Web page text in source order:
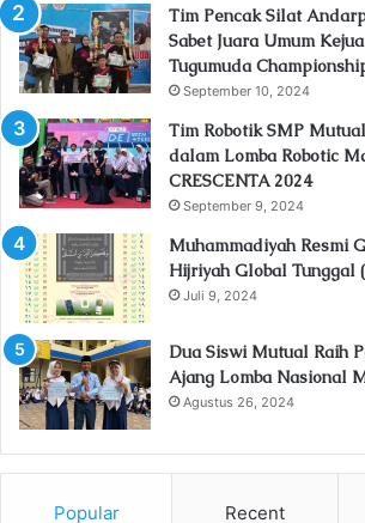
Tim Pencak Silat
Sabet Juara Umum
Tugumuda
September 10, 2024
Tim Robotik SMP
dalam Lomba Robotic
CRESCENTA 2024
September 9, 2024
Muhammadiyah Resmi
Hijriyah Global Tunggal
Juli 9, 2024
Dua Siswi Mutual Raih
Ajang Lomba Nasional
Agustus 26, 2024
Popular Recent